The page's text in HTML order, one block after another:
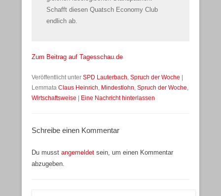
Schafft diesen Quatsch Economy Club
endlich ab.
Zum Beitrag auf Tagesschau.de
Veröffentlicht unter SPD Lauterbach, Spruch der Woche
Lemmata Claus Heinrich, Mindestlohn, Spruch der Woche,
Wirtschaftsweise
Eine Nachricht hinterlassen
Schreibe einen Kommentar
Du musst angemeldet sein, um einen Kommentar
abzugeben.